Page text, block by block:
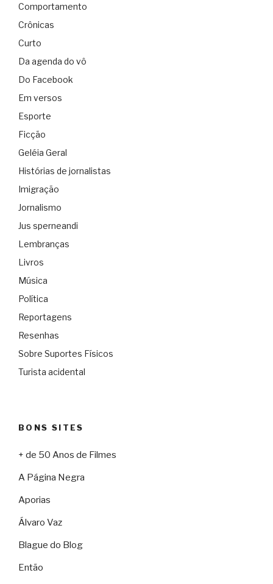
Comportamento
Crônicas
Curto
Da agenda do vô
Do Facebook
Em versos
Esporte
Ficção
Geléia Geral
Histórias de jornalistas
Imigração
Jornalismo
Jus sperneandi
Lembranças
Livros
Música
Política
Reportagens
Resenhas
Sobre Suportes Físicos
Turista acidental
BONS SITES
+ de 50 Anos de Filmes
A Página Negra
Aporias
Álvaro Vaz
Blague do Blog
Então